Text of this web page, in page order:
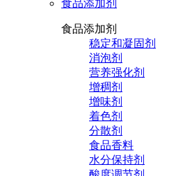
食品添加剂
食品添加剂
稳定和凝固剂
消泡剂
营养强化剂
增稠剂
增味剂
着色剂
分散剂
食品香料
水分保持剂